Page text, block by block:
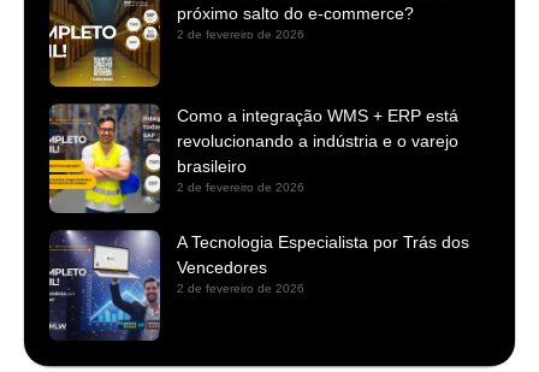
próximo salto do e-commerce?
2 de fevereiro de 2026
Como a integração WMS + ERP está
revolucionando a indústria e o varejo
brasileiro
2 de fevereiro de 2026
A Tecnologia Especialista por Trás dos
Vencedores
2 de fevereiro de 2026